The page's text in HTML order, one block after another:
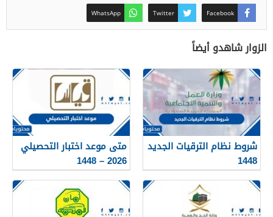
Facebook
Twitter
WhatsApp
الزوار شاهدو أيضاً
شروط نظام الترقيات الجديد
1448
متى موعد اختبار التحصيلي
2026 – 1448